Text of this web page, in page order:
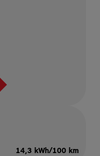
14,3 kWh/100 km